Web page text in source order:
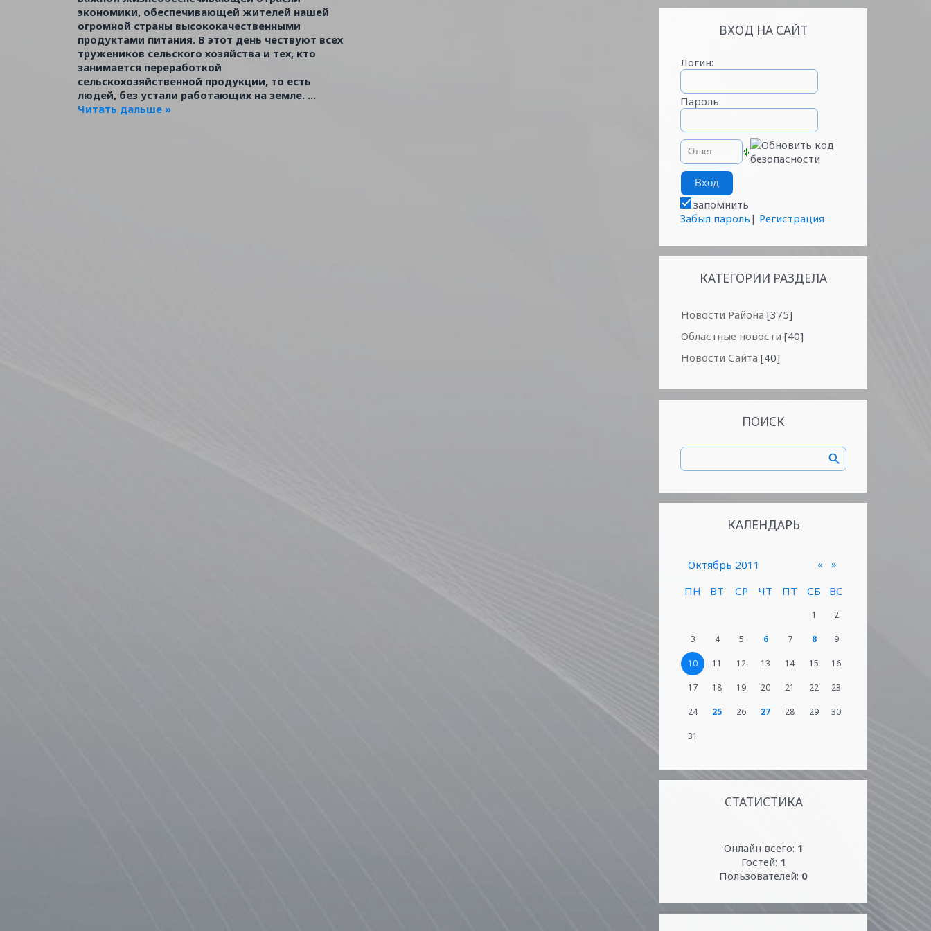
экономики, обеспечивающей жителей нашей
огромной страны высококачественными
продуктами питания. В этот день чествуют всех
тружеников сельского хозяйства и тех, кто
занимается переработкой
сельскохозяйственной продукции, то есть
людей, без устали работающих на земле. ...
Читать дальше »
ВХОД НА САЙТ
Логин:
Пароль:
запомнить
Забыл пароль | Регистрация
КАТЕГОРИИ РАЗДЕЛА
Новости Района [375]
Областные новости [40]
Новости Сайта [40]
ПОИСК
КАЛЕНДАРЬ
«
Октябрь 2011
»
ПН
ВТ СР ЧТ ПТ СБ ВС
1 2
3 4 5 6 7 8 9
10 11 12 13 14 15 16
17 18 19 20 21 22 23
24 25 26 27 28 29 30
31
СТАТИСТИКА
Онлайн всего: 1
Гостей: 1
Пользователей: 0